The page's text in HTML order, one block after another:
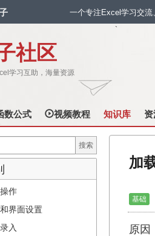
一个专注Excel学习交流
社区
学习互助，海量资源
`
数公式 视频教程 知识库
作
界面设置
入
加
基础
原因